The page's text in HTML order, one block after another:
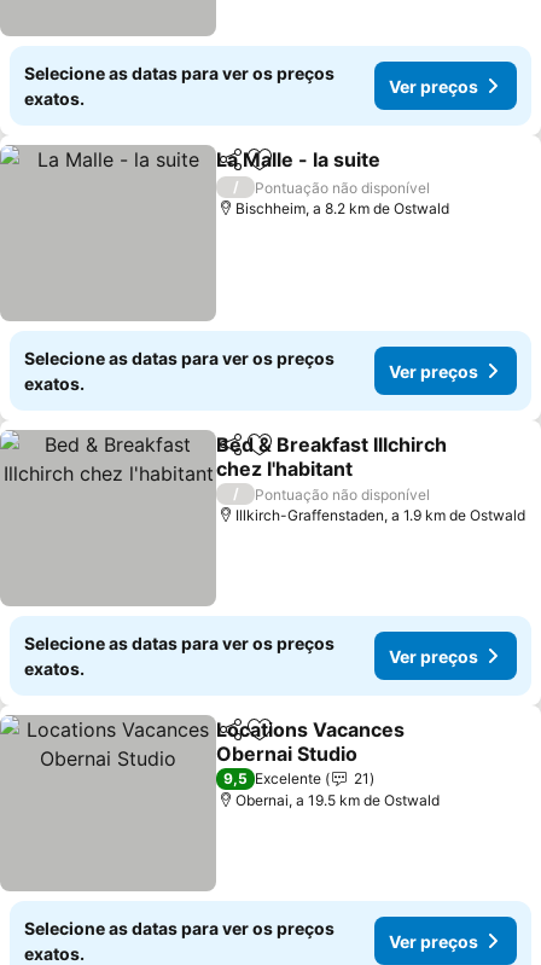
Selecione as datas para ver os preços
exatos.
Ver preços
PartilharAdicionar aos favoritos
La Malle - la suite
/
Pontuação não disponível
Bischheim, a 8.2 km de Ostwald
Selecione as datas para ver os preços
exatos.
Ver preços
PartilharAdicionar aos favoritos
Bed & Breakfast Illchirch
chez l'habitant
/
Pontuação não disponível
Illkirch-Graffenstaden, a 1.9 km de Ostwald
Selecione as datas para ver os preços
exatos.
Ver preços
PartilharAdicionar aos favoritos
Locations Vacances
Obernai Studio
9,5 Excelente
21
Obernai, a 19.5 km de Ostwald
Selecione as datas para ver os preços
exatos.
Ver preços